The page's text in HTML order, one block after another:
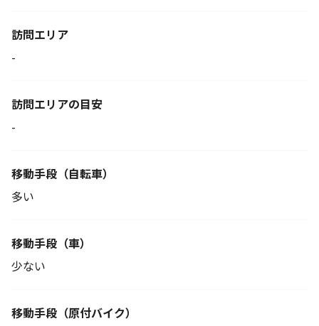
訪問エリア
-
訪問エリアの目安
-
移動手段 （自転車）
多い
移動手段（車）
少ない
移動手段 （原付バイク）